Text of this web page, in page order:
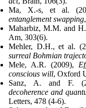
Ma, X.-s, et al.
entanglement swapping
Maharbiz, M.M. and
Am, 303(6).
Mehler, D.H., et al.
surreal Bohmian
Mele, A.R. (2009),
conscious will, Oxford
Sanz, A. and F.
decoherence and
Letters, 478 (4-6).